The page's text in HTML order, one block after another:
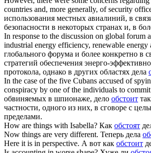
countries and, more generally, of security
использования местных авиалиний, в
безопасности в некоторых странах и, в
In response to the discussion on global forum
industrial energy efficiency, renewable
глобального форума и более конкретно в
стратегий обеспечения энерго-
протокола, однако в других областях дела
In the case of the five Cubans accused of
conspiracy by one of the individuals to
обвиняемых в шпионаже, дело обстоит
частности, одного из них, в сговоре с
пределами.
How are things with Isabella? Как обстоят
Now things are very different. Теперь дела
Here it is in perspective. А вот как обстоит